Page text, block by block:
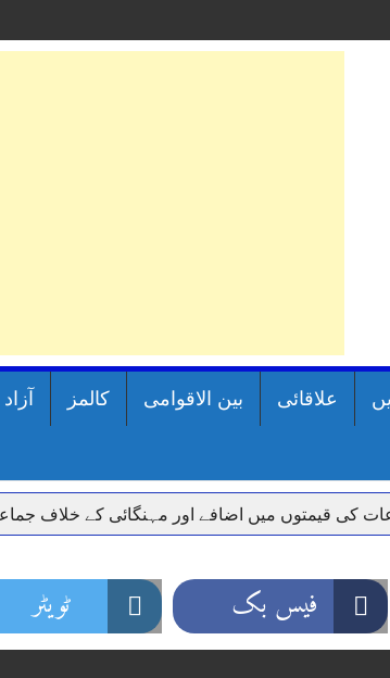
علاقائی بین الاقوامی کالمز
کی قیمتوں میں اضافے اور مہنگائی کے خلاف
سستی بجلی کی اجازت نہیں دے رہا، وفاقی وزیر
کارڈ بلاک،عدالت کا شہری کو پیش ہونے کا حکم
فیس بک ٹویٹر